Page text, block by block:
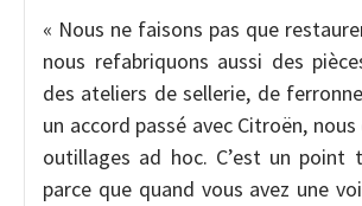
« Nous ne faisons pas que
nous refabriquons aussi des
des ateliers de sellerie, de
un accord passé avec Citroën,
outillages ad hoc. C’est un point
parce que quand vous avez une